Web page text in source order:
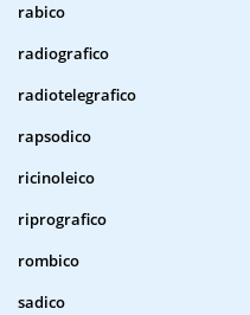
rabico
radiografico
radiotelegrafico
rapsodico
ricinoleico
riprografico
rombico
sadico